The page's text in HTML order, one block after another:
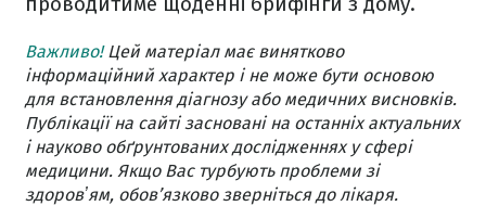
Важливо!Цей матеріал має винятково
інформаційний характер і не може бути основою
для встановлення діагнозу або медичних висновків.
Публікації на сайті засновані на останніх актуальних
і науково обґрунтованих дослідженнях у сфері
медицини. Якщо Вас турбують проблеми зі
здоровʼям, обов’язково зверніться до лікаря.